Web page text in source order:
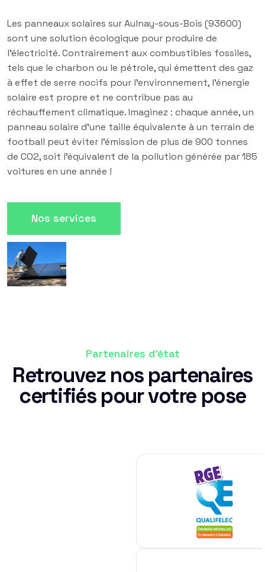
Les panneaux solaires sur Aulnay-sous-Bois (93600)
sont une solution écologique pour produire de
l'électricité. Contrairement aux combustibles fossiles,
tels que le charbon ou le pétrole, qui émettent des gaz
à effet de serre nocifs pour l'environnement, l'énergie
solaire est propre et ne contribue pas au
réchauffement climatique. Imaginez : chaque année, un
panneau solaire d'une taille équivalente à un terrain de
football peut éviter l'émission de plus de 900 tonnes
de CO2, soit l'équivalent de la pollution générée par 185
voitures en une année !
Nos services
Partenaires d'état
Retrouvez nos partenaires
certifiés pour votre pose